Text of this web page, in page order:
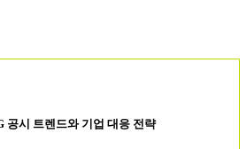
공시 트렌드와 기업 대응 전략